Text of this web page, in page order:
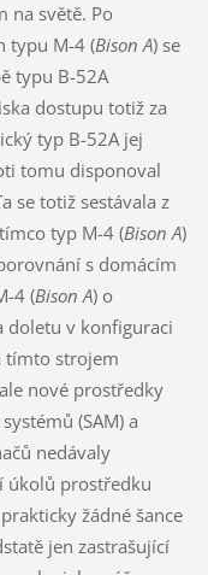
na světě. Po
typu M-4 (Bison A) se
typu B-52A
dostupu totiž za
typ B-52A jej
tomu disponoval
se totiž sestávala z
typ M-4 (Bison A)
s domácím
4 (Bison A) o
doletu v konfiguraci
tímto strojem
nové prostředky
(SAM) a
nedávaly
úkolů prostředku
žádné šance
jen zastrašující